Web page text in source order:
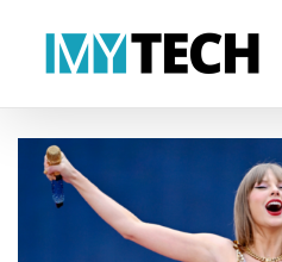
View
Larger